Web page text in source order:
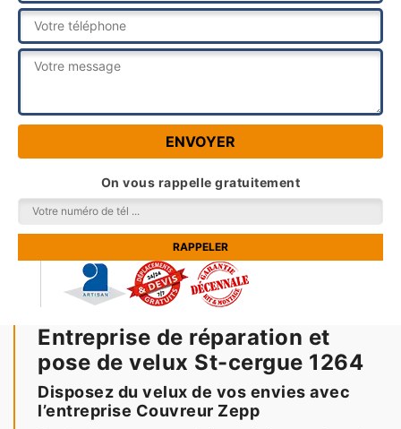
On vous rappelle gratuitement
Entreprise de réparation et
pose de velux St-cergue 1264
Disposez du velux de vos envies avec
l’entreprise Couvreur Zepp